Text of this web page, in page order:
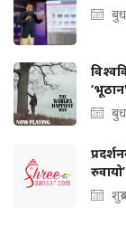
‘भूठान'